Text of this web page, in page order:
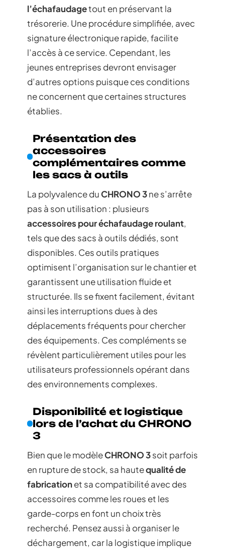
l’échafaudagetout en préservant la
trésorerie. Une procédure simplifiée, avec
signature électronique rapide, facilite
l’accès à ce service. Cependant, les
jeunes entreprises devront envisager
d’autres options puisque ces conditions
ne concernent que certaines structures
établies.
Présentation des
accessoires
complémentaires comme
les sacs à outils
La polyvalence duCHRONO 3ne s’arrête
pas à son utilisation : plusieurs
accessoires pour échafaudage roulant,
tels que des sacs à outils dédiés, sont
disponibles. Ces outils pratiques
optimisent l’organisation sur le chantier et
garantissent une utilisation fluide et
structurée. Ils se fixent facilement, évitant
ainsi les interruptions dues à des
déplacements fréquents pour chercher
des équipements. Ces compléments se
révèlent particulièrement utiles pour les
utilisateurs professionnels opérant dans
des environnements complexes.
Disponibilité et logistique
lors de l’achat du CHRONO
3
Bien que le modèleCHRONO 3soit parfois
en rupture de stock, sa hautequalité de
fabricationet sa compatibilité avec des
accessoires comme les roues et les
garde-corps en font un choix très
recherché. Pensez aussi à organiser le
déchargement, car la logistique implique